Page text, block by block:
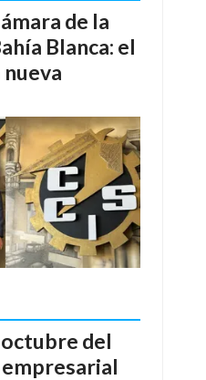
de la
Blanca: el
nueva
del